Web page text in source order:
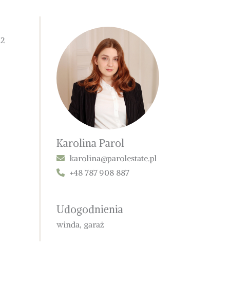
Karolina Parol
karolina@parolestate.pl
+48 787 908 887
Udogodnienia
winda, garaż